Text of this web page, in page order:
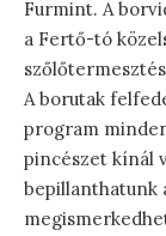
Furmint. A
a Fertő-tó
A borutak
program
pincészet kínál
bepillanthatunk